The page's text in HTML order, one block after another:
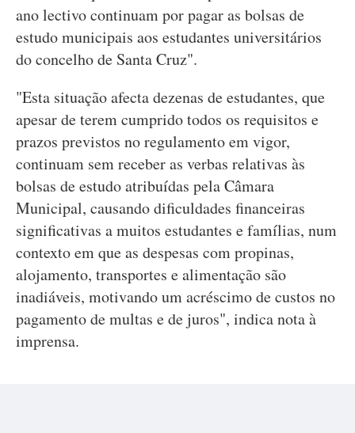
ano lectivo continuam por pagar as bolsas de
estudo municipais aos estudantes universitários
do concelho de Santa Cruz".
"Esta situação afecta dezenas de estudantes, que
apesar de terem cumprido todos os requisitos e
prazos previstos no regulamento em vigor,
continuam sem receber as verbas relativas às
bolsas de estudo atribuídas pela Câmara
Municipal, causando dificuldades financeiras
significativas a muitos estudantes e famílias, num
contexto em que as despesas com propinas,
alojamento, transportes e alimentação são
inadiáveis, motivando um acréscimo de custos no
pagamento de multas e de juros", indica nota à
imprensa.